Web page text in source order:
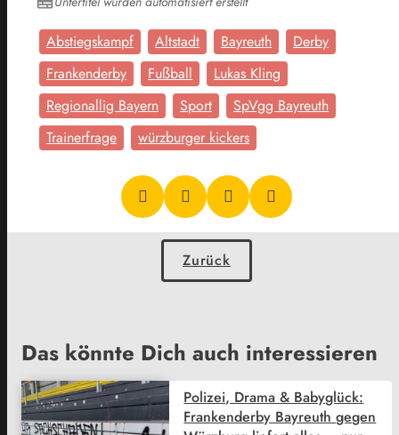
Abstiegskampf Altstadt Bayreuth
Derby
Frankenderby
Fußball
Lukas Kling
Regionallig Bayern
Sport
SpVgg Bayreuth
Trainerfrage
würzburger kickers
Zurück
Das könnte Dich auch interessieren
Polizei, Drama & Babyglück:
Frankenderby Bayreuth gegen